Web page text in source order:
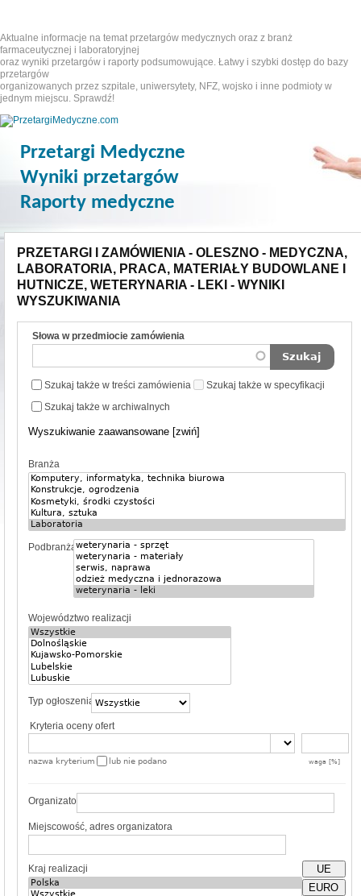
Aktualne informacje na temat przetargów medycznych oraz z branż
farmaceutycznej i laboratoryjnej
oraz wyniki przetargów i raporty podsumowujące. Łatwy i szybki dostęp do bazy
przetargów
organizowanych przez szpitale, uniwersytety, NFZ, wojsko i inne podmioty w
jednym miejscu. Sprawdź!
Przetargi Medyczne
Wyniki przetargów
Raporty medyczne
PRZETARGI I ZAMÓWIENIA - OLESZNO - MEDYCZNA,
LABORATORIA, PRACA, MATERIAŁY BUDOWLANE I
HUTNICZE, WETERYNARIA - LEKI - WYNIKI
WYSZUKIWANIA
Słowa w przedmiocie zamówienia
Szukaj także w treści zamówienia
Szukaj także w specyfikacji
Szukaj także w archiwalnych
Wyszukiwanie zaawansowane [zwiń]
Branża
Podbranża
Województwo realizacji
Typ ogłoszenia
Kryteria oceny ofert
nazwa kryterium waga [%]
lub nie podano
Organizator
Miejscowość, adres organizatora
Kraj realizacji
UE
EURO